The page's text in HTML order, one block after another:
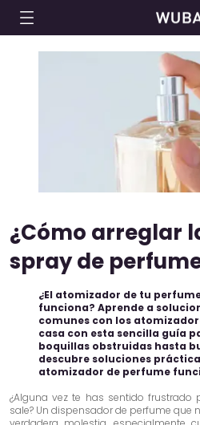
¿Cómo arreglar
spray de
¿El atomizador de tu
funciona? Aprende a
comunes con los
casa con esta sencilla guía
boquillas obstruidas hasta
descubre soluciones
atomizador de perfume
¿Alguna vez te has sentido
sale? Un dispensador de perfume que